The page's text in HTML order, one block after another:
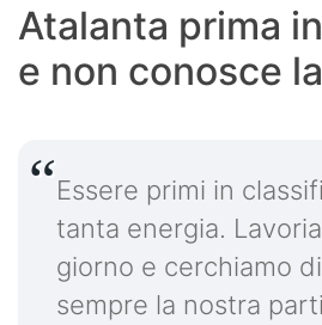
Atalanta prima
e non conosce
Essere primi in
tanta energia.
giorno e cerchiamo
sempre la nostra